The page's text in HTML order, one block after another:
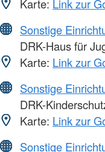
Karte: Link zur
Sonstige
DRK-Haus für
Karte: Link zur
Sonstige
DRK-
Karte: Link zur
Sonstige